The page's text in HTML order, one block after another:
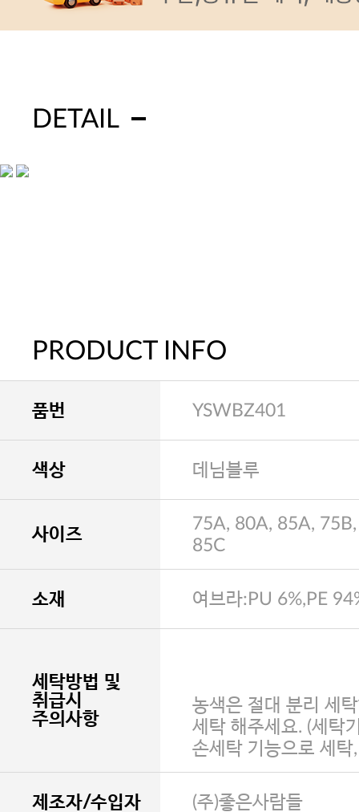
DETAIL
PRODUCT INFO
품번 YSWBZ401
색상 데님블루
사이즈
75A, 80A, 85A,
85C
소재 여브라:PU 6%,PE
세탁방법 및
취급시
주의사항
농색은 절대 분리 세
세탁 해주세요. (세탁
손세탁 기능으로 세탁
제조자/수입자 (주)좋은사람들